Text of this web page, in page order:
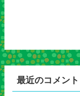
最近のコメント